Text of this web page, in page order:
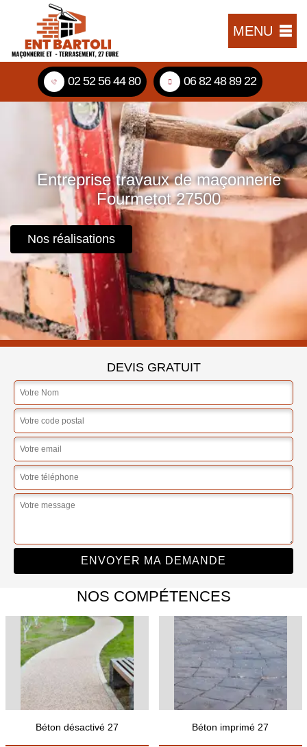
MENU
02 52 56 44 80 06 82 48 89 22
Entreprise travaux de maçonnerie
Fourmetot 27500
Nos réalisations
DEVIS GRATUIT
NOS COMPÉTENCES
Béton désactivé 27 Béton imprimé 27